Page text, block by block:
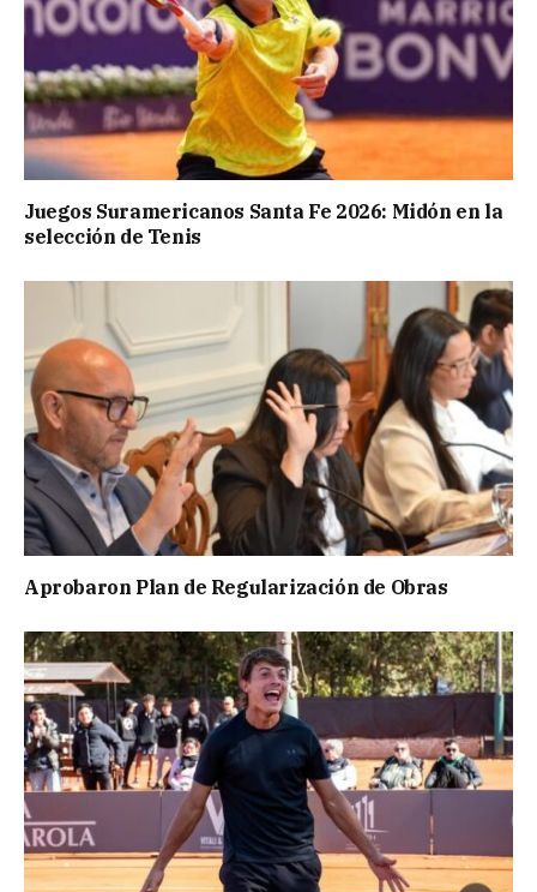
Juegos Suramericanos Santa Fe 2026: Midón en la
selección de Tenis
Aprobaron Plan de Regularización de Obras